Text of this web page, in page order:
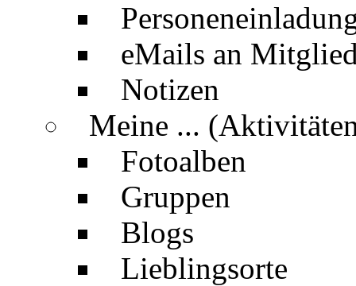
eMails an
Notizen
Meine ...
Fotoalben
Gruppen
Blogs
Lieblingsorte